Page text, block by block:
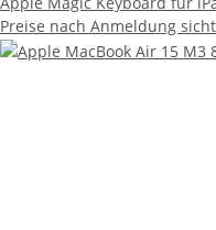
Preise nach Anmeldung